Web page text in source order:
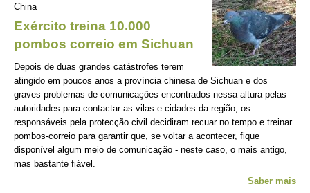
China
Exército treina 10.000
pombos correio em Sichuan
Depois de duas grandes catástrofes terem
atingido em poucos anos a província chinesa de Sichuan e dos
graves problemas de comunicações encontrados nessa altura pelas
autoridades para contactar as vilas e cidades da região, os
responsáveis pela protecção civil decidiram recuar no tempo e treinar
pombos-correio para garantir que, se voltar a acontecer, fique
disponível algum meio de comunicação - neste caso, o mais antigo,
mas bastante fiável.
Saber mais